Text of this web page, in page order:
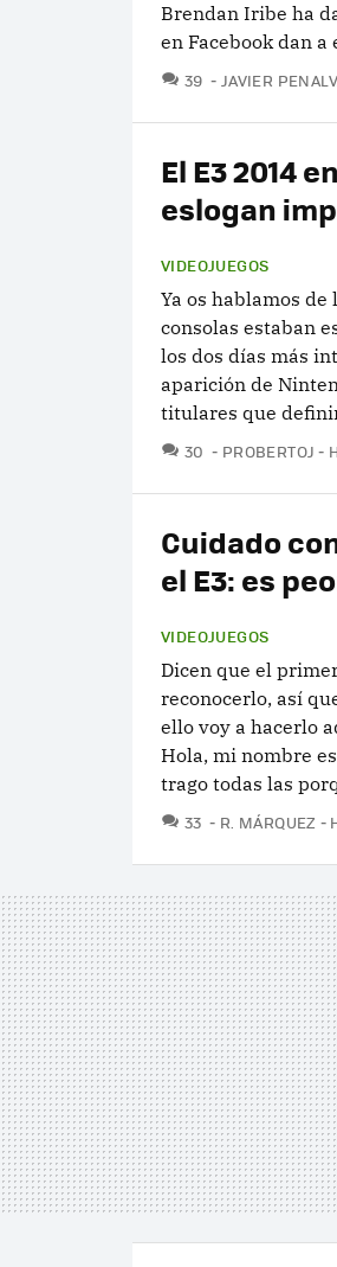
Brendan Iribe ha
en Facebook dan a
39 COMENTARIOS
JAVIER
El E3 2014
eslogan
VIDEOJUEGOS
Ya os hablamos
consolas estaban
los dos días más
aparición de
titulares que
30 COMENTARIOS
PROBERTOJ
Cuidado
el E3: es
VIDEOJUEGOS
Dicen que el
reconocerlo, así
ello voy a hacerlo
Hola, mi nombre
trago todas las
33 COMENTARIOS
R. MÁRQUEZ